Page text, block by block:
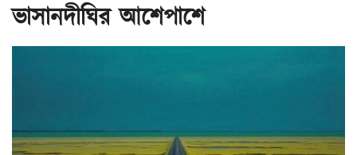
ভাসানদীঘির আশেপাশে